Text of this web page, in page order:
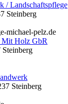
/ Landschaftspflege
Steinberg
michael-pelz.de
Mit Holz GbR
Steinberg
Steinberg